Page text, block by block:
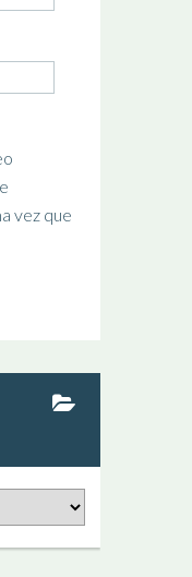
vez que